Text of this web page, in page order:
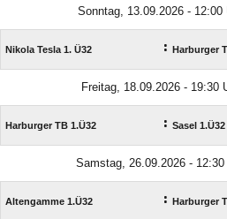
Sonntag, 13.09.2026 - 12:00
Nikola Tesla 1. Ü32 : Harburger
Freitag, 18.09.2026 - 19:30
Harburger TB 1.Ü32 : Sasel 1.Ü32
Samstag, 26.09.2026 -
Altengamme 1.Ü32 : Harburger